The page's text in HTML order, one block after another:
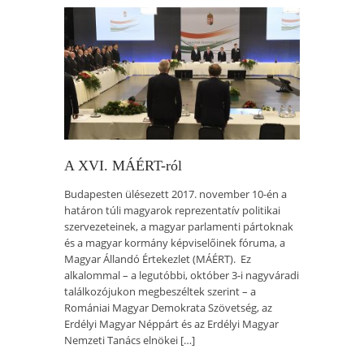
A XVI. MÁÉRT-ról
Budapesten ülésezett 2017. november 10-én a
határon túli magyarok reprezentatív politikai
szervezeteinek, a magyar parlamenti pártoknak
és a magyar kormány képviselőinek fóruma, a
Magyar Állandó Értekezlet (MÁÉRT). Ez
alkalommal – a legutóbbi, október 3-i nagyváradi
találkozójukon megbeszéltek szerint – a
Romániai Magyar Demokrata Szövetség, az
Erdélyi Magyar Néppárt és az Erdélyi Magyar
Nemzeti Tanács elnökei […]